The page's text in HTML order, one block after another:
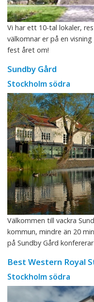
Vi har ett 10-tal lokaler,
välkomnar er på en
fest året om!
Sundby Gård
Stockholm södra
Välkommen till vackra
kommun, mindre än 20
på Sundby Gård
Best Western Royal
Stockholm södra